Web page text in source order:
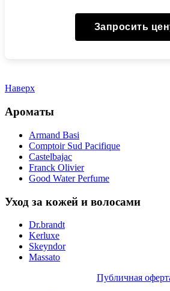
Запросить
Наверх
Ароматы
Armand Basi
Comptoir Sud Pacifique
Castelbajac
Franck Olivier
Good Water Perfume
Уход за кожей и волосами
Dr.brandt
Kerluxe
Skeyndor
Massato
Публичная